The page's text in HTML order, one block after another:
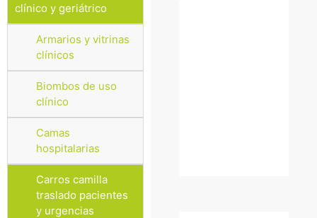
clínico y geriátrico
Armarios y vitrinas
clínicos
Biombos de uso
clínico
Camas
hospitalarias
Carros camilla
traslado pacientes
y urgencias